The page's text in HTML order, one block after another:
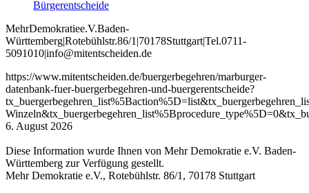
Bürgerentscheide
MehrDemokratiee.V.Baden-
Württemberg|Rotebühlstr.86/1 |70178Stuttgart|Tel.0711-
5091010|info@mitentscheiden.de
https://www.mitentscheiden.de/buergerbegehren/marburger-
datenbank-fuer-buergerbegehren-und-buergerentscheide?
6. August 2026
Diese Information wurde Ihnen von Mehr Demokratie e.V. Baden-
Württemberg zur Verfügung gestellt.
Mehr Demokratie e.V., Rotebühlstr. 86/1, 70178 Stuttgart